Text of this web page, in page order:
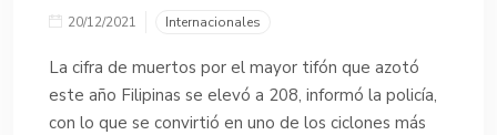
20/12/2021 Internacionales
La cifra de muertos por el mayor tifón que azotó
este año Filipinas se elevó a 208, informó la policía,
con lo que se convirtió en uno de los ciclones más